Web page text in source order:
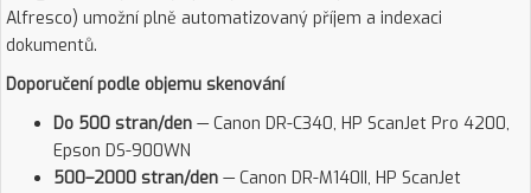
Alfresco) umožní plně automatizovaný příjem a indexaci
dokumentů.
Doporučení podle objemu skenování
Do 500 stran/den — Canon DR-C340, HP ScanJet Pro 4200,
Epson DS-900WN
500–2000 stran/den — Canon DR-M140II, HP ScanJet